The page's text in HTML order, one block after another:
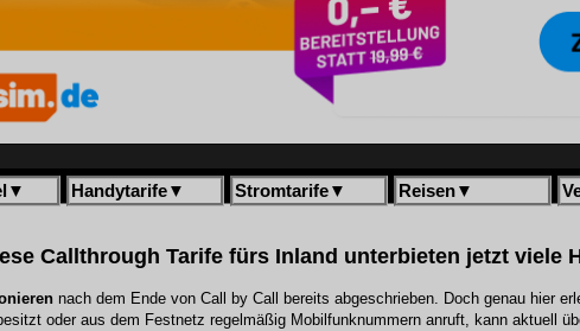
▼ Handytarife▼ Stromtarife▼ Reisen▼
Callthrough Tarife fürs Inland unterbieten jetzt viele
nach dem Ende von Call by Call bereits abgeschrieben. Doch genau hier
oder aus dem Festnetz regelmäßig Mobilfunknummern anruft, kann aktuell